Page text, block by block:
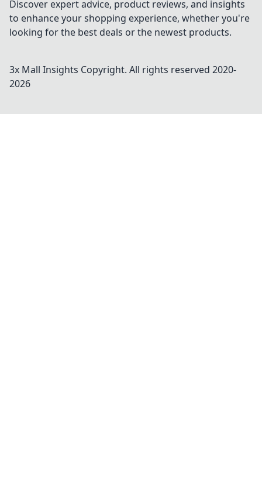
Discover expert advice, product reviews, and insights
to enhance your shopping experience, whether you're
looking for the best deals or the newest products.
3x Mall Insights Copyright. All rights reserved 2020-
2026